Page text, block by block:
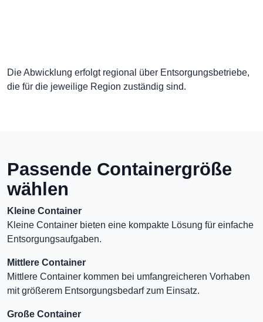
Die Abwicklung erfolgt regional über Entsorgungsbetriebe,
die für die jeweilige Region zuständig sind.
Passende Containergröße
wählen
Kleine Container
Kleine Container bieten eine kompakte Lösung für einfache
Entsorgungsaufgaben.
Mittlere Container
Mittlere Container kommen bei umfangreicheren Vorhaben
mit größerem Entsorgungsbedarf zum Einsatz.
Große Container